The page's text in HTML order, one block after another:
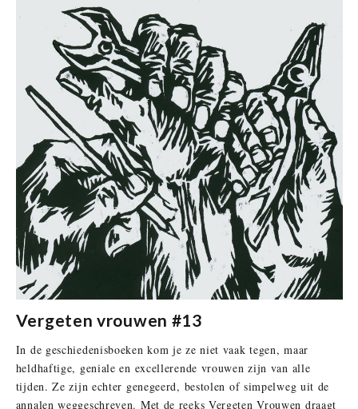
Vergeten vrouwen #13
In de geschiedenisboeken kom je ze niet vaak tegen, maar
heldhaftige, geniale en excellerende vrouwen zijn van alle
tijden. Ze zijn echter genegeerd, bestolen of simpelweg uit de
annalen weggeschreven. Met de reeks Vergeten Vrouwen draagt